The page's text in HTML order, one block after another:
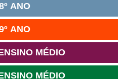
ANO
ANO
MÉDIO
MÉDIO